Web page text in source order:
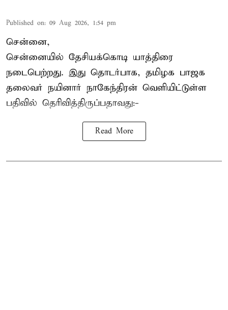
Published on: 09 Aug 2026, 1:54 pm
சென்னை,
சென்னையில் தேசியக்கொடி யாத்திரை
நடைபெற்றது. இது தொடர்பாக, தமிழக பாஜக
தலைவர் நயினார் நாகேந்திரன் வெளியிட்டுள்ள
பதிவில் தெரிவித்திருப்பதாவது:-
Read More